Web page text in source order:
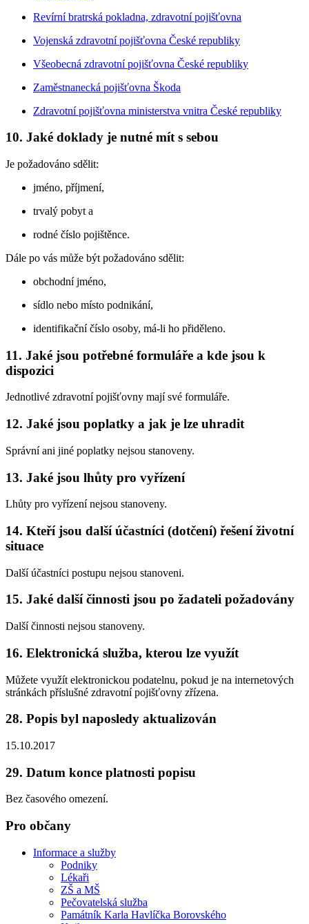
Revírní bratrská pokladna, zdravotní pojišťovna
Vojenská zdravotní pojišťovna České republiky
Všeobecná zdravotní pojišťovna České republiky
Zaměstnanecká pojišťovna Škoda
Zdravotní pojišťovna ministerstva vnitra České republiky
10. Jaké doklady je nutné mít s sebou
Je požadováno sdělit:
jméno, příjmení,
trvalý pobyt a
rodné číslo pojištěnce.
Dále po vás může být požadováno sdělit:
obchodní jméno,
sídlo nebo místo podnikání,
identifikační číslo osoby, má-li ho přiděleno.
11. Jaké jsou potřebné formuláře a kde jsou k
dispozici
Jednotlivé zdravotní pojišťovny mají své formuláře.
12. Jaké jsou poplatky a jak je lze uhradit
Správní ani jiné poplatky nejsou stanoveny.
13. Jaké jsou lhůty pro vyřízení
Lhůty pro vyřízení nejsou stanoveny.
14. Kteří jsou další účastníci (dotčení) řešení životní
situace
Další účastníci postupu nejsou stanoveni.
15. Jaké další činnosti jsou po žadateli požadovány
Další činnosti nejsou stanoveny.
16. Elektronická služba, kterou lze využít
Můžete využít elektronickou podatelnu, pokud je na internetových
stránkách příslušné zdravotní pojišťovny zřízena.
28. Popis byl naposledy aktualizován
15.10.2017
29. Datum konce platnosti popisu
Bez časového omezení.
Pro občany
Informace a služby
Podniky
Lékaři
ZŠ a MŠ
Pečovatelská služba
Památník Karla Havlíčka Borovského